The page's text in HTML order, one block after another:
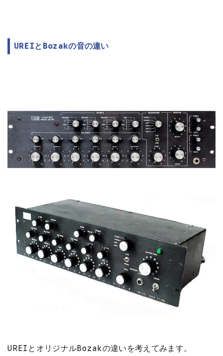
UREIとBozakの音の違い
UREIとオリジナルBozakの違いを考えてみます。